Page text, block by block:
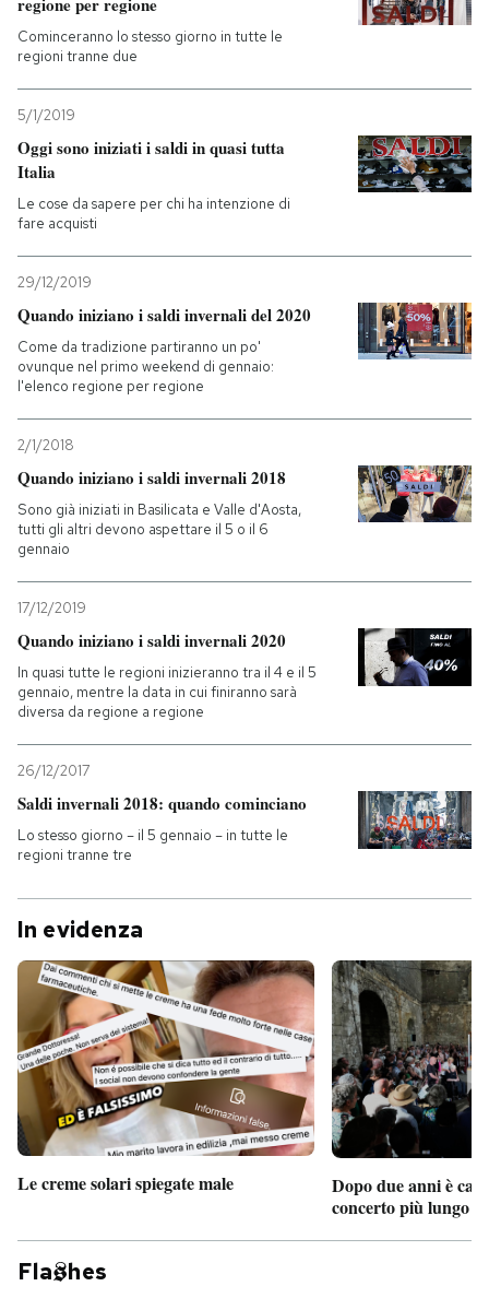
Cominceranno lo stesso giorno in tutte le
regioni tranne due
5/1/2019
Oggi sono iniziati i saldi in quasi tutta
Italia
Le cose da sapere per chi ha intenzione di
fare acquisti
29/12/2019
Quando iniziano i saldi invernali del 2020
Come da tradizione partiranno un po'
ovunque nel primo weekend di gennaio:
l'elenco regione per regione
2/1/2018
Quando iniziano i saldi invernali 2018
Sono già iniziati in Basilicata e Valle d'Aosta,
tutti gli altri devono aspettare il 5 o il 6
gennaio
17/12/2019
Quando iniziano i saldi invernali 2020
In quasi tutte le regioni inizieranno tra il 4 e il 5
gennaio, mentre la data in cui finiranno sarà
diversa da regione a regione
26/12/2017
Saldi invernali 2018: quando cominciano
Lo stesso giorno – il 5 gennaio – in tutte le
regioni tranne tre
In evidenza
Le creme solari spiegate male
Dopo due anni è
concerto più lungo
Fla hes